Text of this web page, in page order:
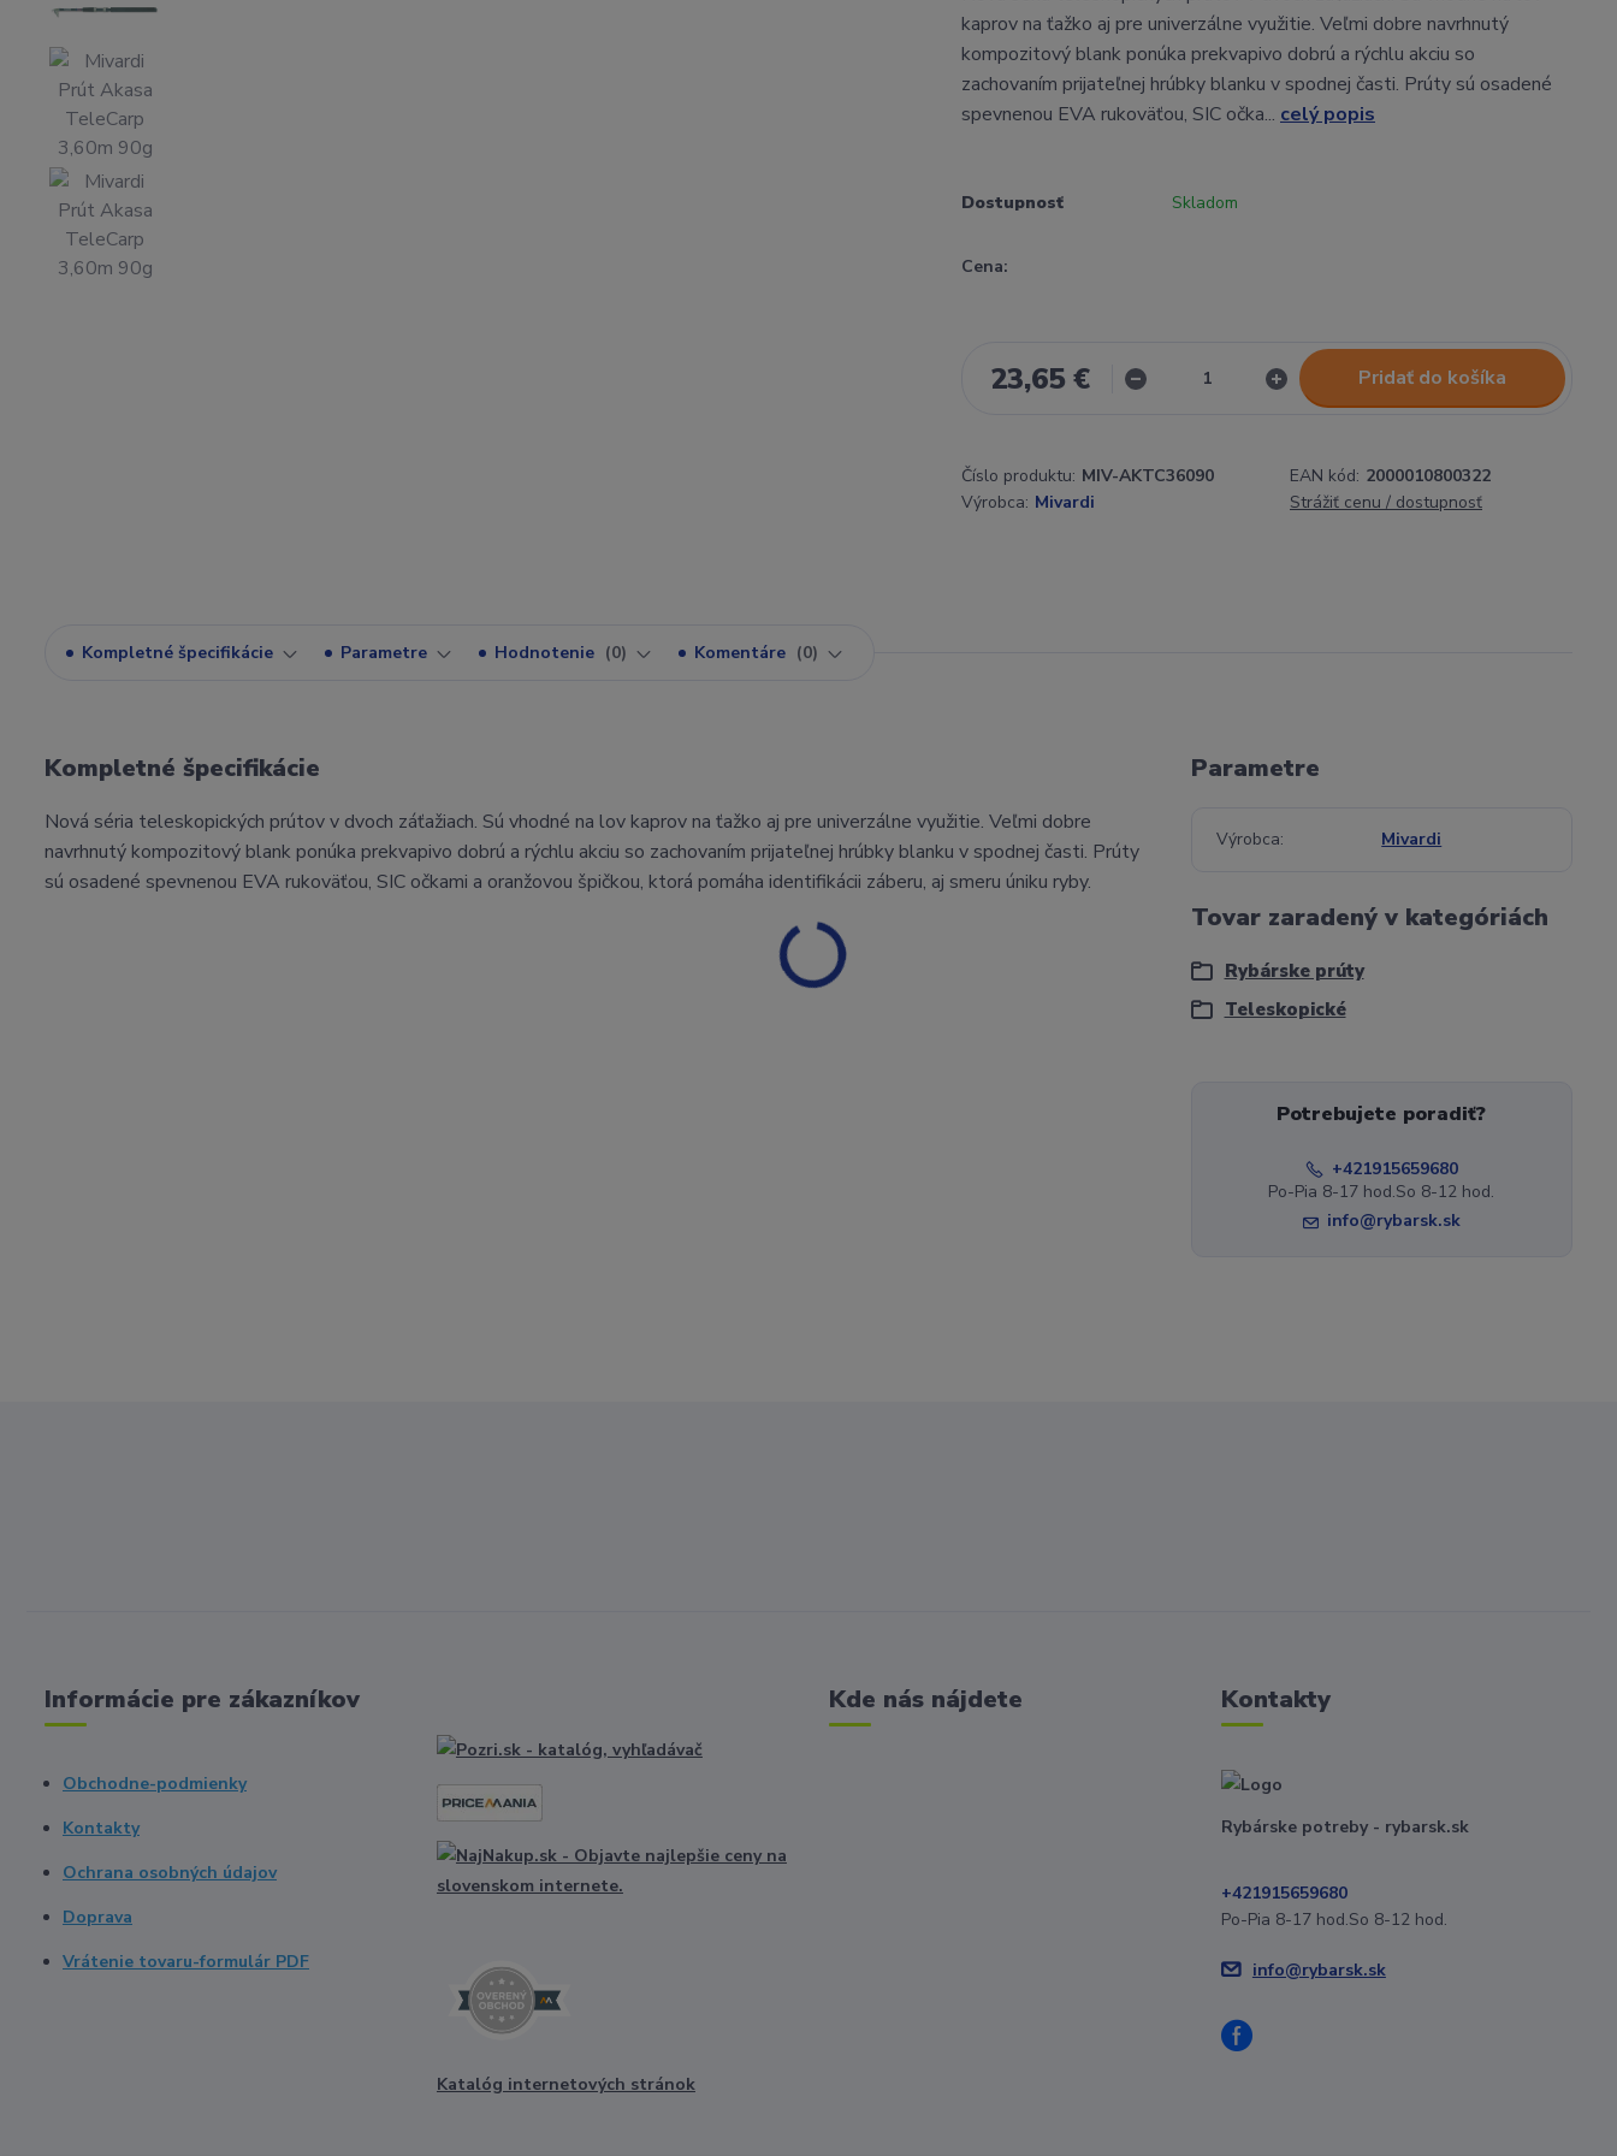
kaprov na ťažko aj pre univerzálne využitie. Veľmi dobre navrhnutý
kompozitový blank ponúka prekvapivo dobrú a rýchlu akciu so
zachovaním prijateľnej hrúbky blanku v spodnej časti. Prúty sú osadené
spevnenou EVA rukoväťou, SIC očka... celý popis
Dostupnosť Skladom
Cena:
23,65 € Pridať do košíka
Číslo produktu: MIV-AKTC36090 EAN kód: 2000010800322
Výrobca: Mivardi Strážiť cenu / dostupnosť
Kompletné špecifikácie Parametre Hodnotenie 0 Komentáre 0
Kompletné špecifikácie
Nová séria teleskopických prútov v dvoch záťažiach. Sú vhodné na lov kaprov na ťažko aj pre univerzálne využitie. Veľmi dobre
navrhnutý kompozitový blank ponúka prekvapivo dobrú a rýchlu akciu so zachovaním prijateľnej hrúbky blanku v spodnej časti. Prúty
sú osadené spevnenou EVA rukoväťou, SIC očkami a oranžovou špičkou, ktorá pomáha identifikácii záberu, aj smeru úniku ryby.
Parametre
Výrobca Mivardi
Tovar zaradený v kategóriách
Rybárske prúty
Teleskopické
Potrebujete poradiť?
+421915659680
Po-Pia 8-17 hod.So 8-12 hod.
info@rybarsk.sk
Informácie pre zákazníkov
Obchodne-podmienky
Kontakty
Ochrana osobných údajov
Doprava
Vrátenie tovaru-formulár PDF
Katalóg internetových stránok
Kde nás nájdete Kontakty
Rybárske potreby - rybarsk.sk
+421915659680
Po-Pia 8-17 hod.So 8-12 hod.
info@rybarsk.sk